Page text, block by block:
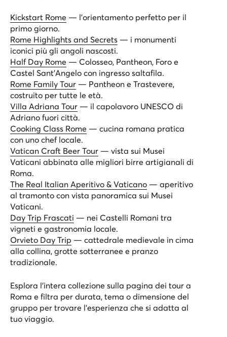
Kickstart Rome — l’orientamento perfetto per il
primo giorno.
Rome Highlights and Secrets — i monumenti
iconici più gli angoli nascosti.
Half Day Rome — Colosseo, Pantheon, Foro e
Castel Sant’Angelo con ingresso saltafila.
Rome Family Tour — Pantheon e Trastevere,
costruito per tutte le età.
Villa Adriana Tour — il capolavoro UNESCO di
Adriano fuori città.
Cooking Class Rome — cucina romana pratica
con uno chef locale.
Vatican Craft Beer Tour — vista sui Musei
Vaticani abbinata alle migliori birre artigianali di
Roma.
The Real Italian Aperitivo & Vaticano — aperitivo
al tramonto con vista panoramica sui Musei
Vaticani.
Day Trip Frascati — nei Castelli Romani tra
vigneti e gastronomia locale.
Orvieto Day Trip — cattedrale medievale in cima
alla collina, grotte sotterranee e pranzo
tradizionale.
Esplora l’intera collezione sulla pagina dei tour a
Roma e filtra per durata, tema o dimensione del
gruppo per trovare l’esperienza che si adatta al
tuo viaggio.